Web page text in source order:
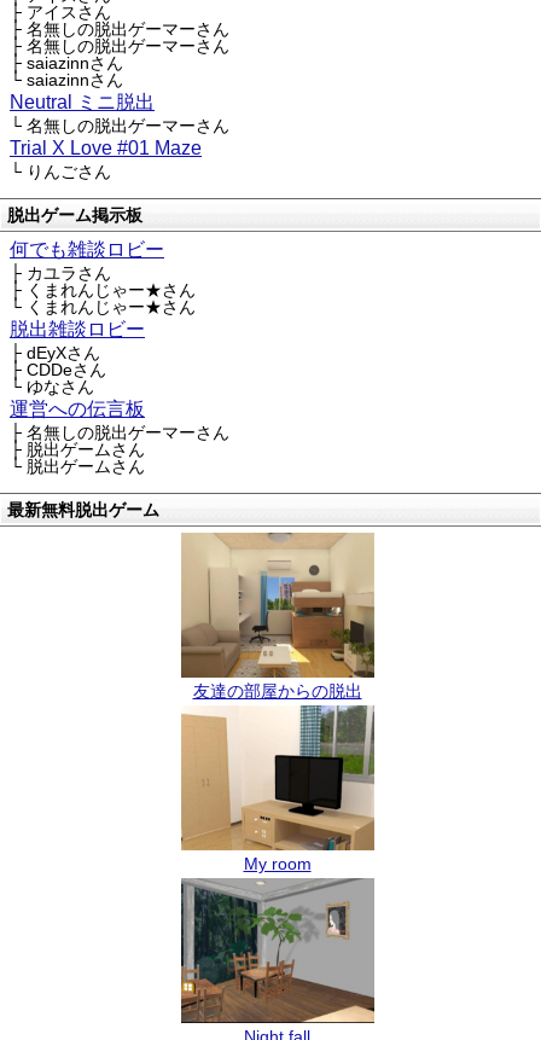
├ アイスさん
├ 名無しの脱出ゲーマーさん
├ 名無しの脱出ゲーマーさん
├ saiazinnさん
└ saiazinnさん
Neutral ミニ脱出
└ 名無しの脱出ゲーマーさん
Trial X Love #01 Maze
└ りんごさん
脱出ゲーム掲示板
何でも雑談ロビー
├ カユラさん
├ くまれんじゃー★さん
└ くまれんじゃー★さん
脱出雑談ロビー
├ dEyXさん
├ CDDeさん
└ ゆなさん
運営への伝言板
├ 名無しの脱出ゲーマーさん
├ 脱出ゲームさん
└ 脱出ゲームさん
最新無料脱出ゲーム
友達の部屋からの脱出
My room